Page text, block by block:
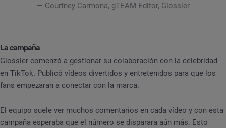
— Courtney Carmona, gTEAM Editor, Glossier
La campaña
Glossier comenzó a gestionar su colaboración con la celebridad
en TikTok. Publicó vídeos divertidos y entretenidos para que los
fans empezaran a conectar con la marca.
El equipo suele ver muchos comentarios en cada vídeo y con esta
campaña esperaba que el número se disparara aún más. Esto